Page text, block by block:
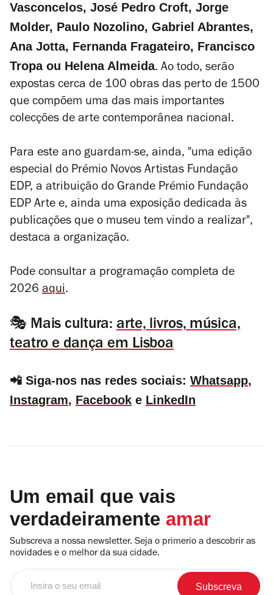
Vasconcelos, José Pedro Croft, Jorge
Molder, Paulo Nozolino, Gabriel Abrantes,
Ana Jotta, Fernanda Fragateiro, Francisco
Tropa ou Helena Almeida. Ao todo, serão
expostas cerca de 100 obras das perto de 1500
que compõem uma das mais importantes
colecções de arte contemporânea nacional.
Para este ano guardam-se, ainda, "uma edição
especial do Prémio Novos Artistas Fundação
EDP, a atribuição do Grande Prémio Fundação
EDP Arte e, ainda uma exposição dedicada às
publicações que o museu tem vindo a realizar",
destaca a organização.
Pode consultar a programação completa de
2026 aqui.
🎭 Mais cultura: arte, livros, música,
teatro e dança em Lisboa
📲 Siga-nos nas redes sociais: Whatsapp,
Instagram, Facebook e LinkedIn
Um email que vais
verdadeiramente amar
Subscreva a nossa newsletter. Seja o primerio a descobrir as
novidades e o melhor da sua cidade.